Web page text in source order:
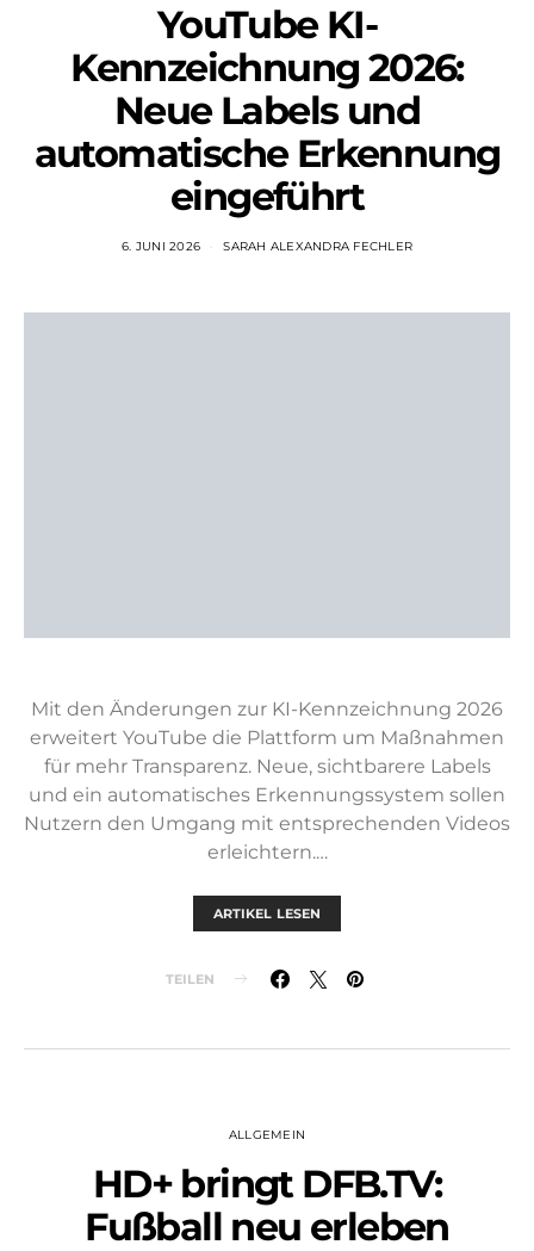
YouTube KI-
Kennzeichnung 2026:
Neue Labels und
automatische Erkennung
eingeführt
6. JUNI 2026 SARAH ALEXANDRA FECHLER
Mit den Änderungen zur KI-Kennzeichnung 2026
erweitert YouTube die Plattform um Maßnahmen
für mehr Transparenz. Neue, sichtbarere Labels
und ein automatisches Erkennungssystem sollen
Nutzern den Umgang mit entsprechenden Videos
erleichtern.…
ARTIKEL LESEN
TEILEN
ALLGEMEIN
HD+ bringt DFB.TV:
Fußball neu erleben